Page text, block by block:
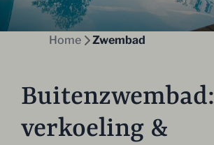
Home Zwembad
Buitenzwembad:
verkoeling &